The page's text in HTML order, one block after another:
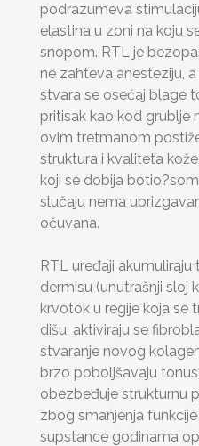
podrazumeva
elastina u zoni na koju
snopom. RTL je
ne zahteva anesteziju,
stvara se osećaj blage
pritisak kao kod grublje
ovim tretmanom
struktura i kvaliteta
koji se dobija
slučaju nema
očuvana.
RTL uređaji
dermisu (unutrašnji sloj
krvotok u regije koja se
dišu, aktiviraju se
stvaranje novog
brzo poboljšavaju
obezbeđuje strukturnu
zbog smanjenja
supstance godinama